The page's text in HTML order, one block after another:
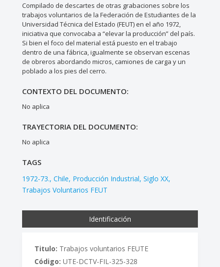
Compilado de descartes de otras grabaciones sobre los
trabajos voluntarios de la Federación de Estudiantes de la
Universidad Técnica del Estado (FEUT) en el año 1972,
iniciativa que convocaba a “elevar la producción” del país.
Si bien el foco del material está puesto en el trabajo
dentro de una fábrica, igualmente se observan escenas
de obreros abordando micros, camiones de carga y un
poblado a los pies del cerro.
CONTEXTO DEL DOCUMENTO:
No aplica
TRAYECTORIA DEL DOCUMENTO:
No aplica
TAGS
1972-73. Chile Producción Industrial Siglo XX
Trabajos Voluntarios FEUT
Identificación
Titulo: Trabajos voluntarios FEUTE
Código: UTE-DCTV-FIL-325-328